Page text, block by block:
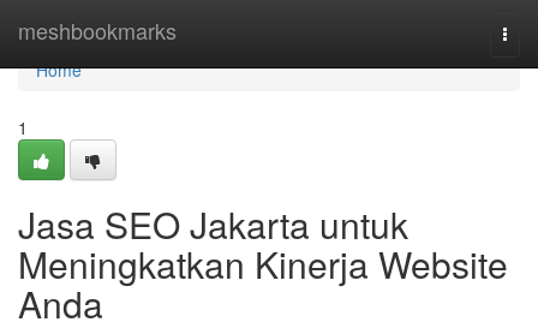
meshbookmarks
Home
Home
1
Jasa SEO Jakarta untuk
Meningkatkan Kinerja Website
Anda